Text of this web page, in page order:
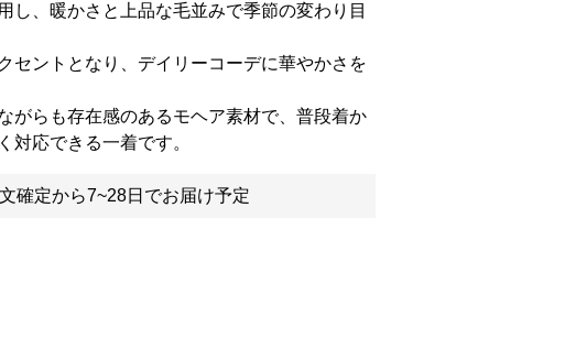
し、暖かさと上品な毛並みで季節の変わり目
セントとなり、デイリーコーデに華やかさを
がらも存在感のあるモヘア素材で、普段着か
対応できる一着です。
確定から7~28日でお届け予定